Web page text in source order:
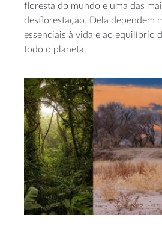
floresta do mundo e uma das
desflorestação. Dela dependem
essenciais à vida e ao equilíbrio
todo o planeta.